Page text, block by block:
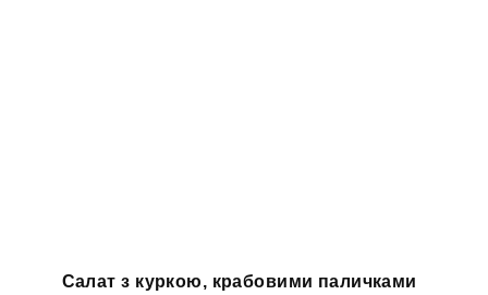
Салат з куркою, крабовими паличками